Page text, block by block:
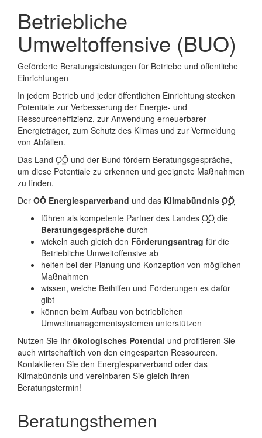
Betriebliche
Umweltoffensive (BUO)
Geförderte Beratungsleistungen für Betriebe und öffentliche
Einrichtungen
In jedem Betrieb und jeder öffentlichen Einrichtung stecken
Potentiale zur Verbesserung der Energie- und
Ressourceneffizienz, zur Anwendung erneuerbarer
Energieträger, zum Schutz des Klimas und zur Vermeidung
von Abfällen.
Das Land OÖ und der Bund fördern Beratungsgespräche,
um diese Potentiale zu erkennen und geeignete Maßnahmen
zu finden.
Der OÖ Energiesparverband und das Klimabündnis OÖ
führen als kompetente Partner des Landes OÖ die
Beratungsgespräche durch
wickeln auch gleich den Förderungsantrag für die
Betriebliche Umweltoffensive ab
helfen bei der Planung und Konzeption von möglichen
Maßnahmen
wissen, welche Beihilfen und Förderungen es dafür
gibt
können beim Aufbau von betrieblichen
Umweltmanagementsystemen unterstützen
Nutzen Sie Ihr ökologisches Potential und profitieren Sie
auch wirtschaftlich von den eingesparten Ressourcen.
Kontaktieren Sie den Energiesparverband oder das
Klimabündnis und vereinbaren Sie gleich ihren
Beratungstermin!
Beratungsthemen